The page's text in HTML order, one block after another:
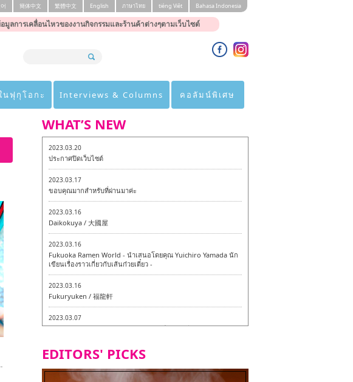
การเคลื่อนไหวของงานกิจกรรมและร้านค้าต่างๆตามเว็บไซต์
簡体中文 繁體中文 English ภาษาไทย tiéng Viêt Bahasa Indonesia
นฟุกุโอกะ Interviews & Columns คอลัมน์พิเศษ
WHAT’S NEW
2023.03.20
ประกาศปิดเว็บไซต์
2023.03.17
ขอบคุณมากสำหรับที่ผ่านมาค่ะ
2023.03.16
Daikokuya / 大國屋
2023.03.16
Fukuoka Ramen World - นำเสนอโดยคุณ Yuichiro Yamada นัก
เขียนเรื่องราวเกี่ยวกับเส้นก๋วยเตี๋ยว -
2023.03.16
Fukuryuken / 福龍軒
2023.03.07
Isogiyokarazu สาขาหลักฮากาตะ - ทัวร์ชิมเมนูวีแกนและมังสวิรัติ
2023.03.07
ทัวร์ชิมเมนูวีแกนและมังสวิรัติในเมืองฟุกุโอกะ
EDITORS' PICKS